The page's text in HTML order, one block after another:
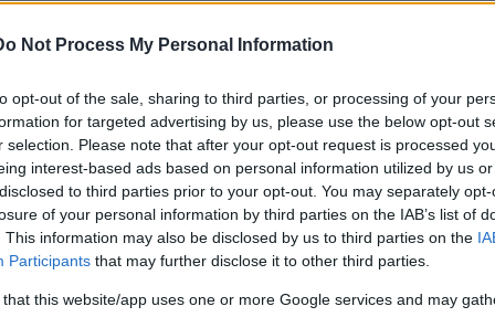
Not Process My Personal Information
opt-out of the sale, sharing to third parties, or processing of your
for targeted advertising by us, please use the below opt-out
selection. Please note that after your opt-out request is processed
interest-based ads based on personal information utilized by us
to third parties prior to your opt-out. You may separately
of your personal information by third parties on the IAB’s list of
This information may also be disclosed by us to third parties on the
Participants that may further disclose it to other third parties.
that this website/app uses one or more Google services and may
δύο πρώην πρόεδροι του ΟΣΕκαι ο νόμιμος
Security. Οι κατηγορίες που αντιμετωπίζουν
εγγράφωνκατ’ εξακολούθηση και απείθεια,
άπαξ και κατ’ εξακολούθηση, καθώς και
τημη προσκόμιση στον Εφέτη Ανακριτή του